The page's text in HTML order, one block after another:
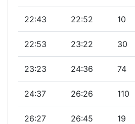
22:43 22:52 10
22:53 23:22 30
23:23 24:36 74
24:37 26:26 110
26:27 26:45 19